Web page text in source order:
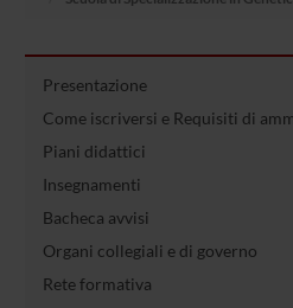
Presentazione
Come iscriversi e Requisiti di
Piani didattici
Insegnamenti
Bacheca avvisi
Organi collegiali e di governo
Rete formativa